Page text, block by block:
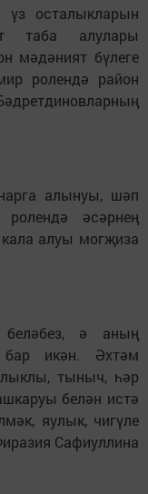
үз осталыкларын
таба алулары
мәдәният бүлеге
ролендә район
алынуы, шәп
әсәрнең
алуы могҗиза
ә аның
бар икән. Әхтәм
тыныч, һәр
белән истә
яулык, чигүле
Сафиуллина